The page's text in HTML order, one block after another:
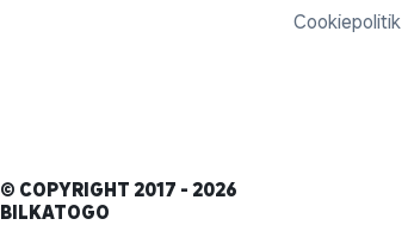
Cookiepolitik
© COPYRIGHT 2017 - 2026
BILKATOGO